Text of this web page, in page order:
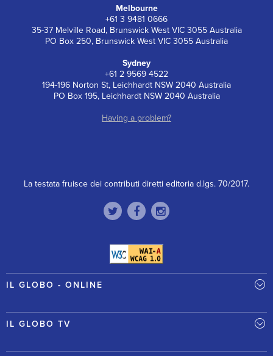
Melbourne
+61 3 9481 0666
35-37 Melville Road, Brunswick West VIC 3055 Australia
PO Box 250, Brunswick West VIC 3055 Australia
Sydney
+61 2 9569 4522
194-196 Norton St, Leichhardt NSW 2040 Australia
PO Box 195, Leichhardt NSW 2040 Australia
Having a problem?
La testata fruisce dei contributi diretti editoria d.lgs. 70/2017.
IL GLOBO - ONLINE
IL GLOBO TV